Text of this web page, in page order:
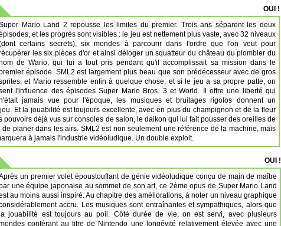
OUI !
Mario Land 2 repousse les limites du premier. Trois ans séparent les deux
et les progrès sont visibles : le jeu est nettement plus vaste, avec 32 niveaux
certains secrets), six mondes à parcourir dans l'ordre que l'on veut pour
les six pièces d'or et ainsi déloger un squatteur du château du plombier du
de Wario, qui lui a tout pris pendant qu'il accomplissait sa mission dans le
épisode. SML2 est largement plus beau que son prédécesseur avec de gros
et Mario ressemble enfin à quelque chose, et si le jeu a sa propre patte, on
l'influence des épisodes Super Mario Bros. 3 et World. Il offre une liberté qui
jamais vue pour l'époque, les musiques et bruitages rigolos donnent un
Et la jouabilité est toujours excellente, avec en plus du champignon et de la fleur
pouvoirs déjà vus sur consoles de salon, le daikon qui lui fait pousser des oreilles de
de planer dans les airs. SML2 est non seulement une référence de la machine, mais
à jamais l'industrie vidéoludique. Un double exploit.
OUI !
un premier volet époustouflant de génie vidéoludique conçu de main de maître
une équipe japonaise au sommet de son art, ce 2ème opus de Super Mario Land
au moins aussi inspiré. Au chapitre des améliorations, à noter un niveau graphique
accru. Les musiques sont entraînantes et sympathiques, alors que
la jouabilité est toujours au poil. Côté durée de vie, on est servi, avec plusieurs
conférant au titre de Nintendo une longévité relativement élevée avec une